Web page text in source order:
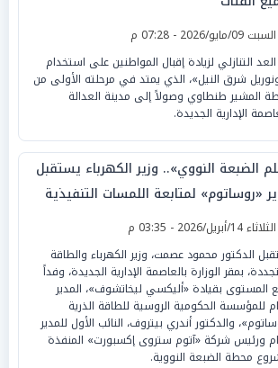
السبت 09/مايو/2026 - 07:28 م
العد التنازلي لزيادة إقبال المواطنين على استخدام
شرق النيل»، الذي يمتد في مرحلته الأولى من
المشير طنطاوي وصولاً إلى مدينة العدالة
الإدارية الجديدة.
الضبعة النووي».. وزير الكهرباء يستقبل
«روساتوم» لمتابعة اللمسات التنفيذية
الثلاثاء 14/أبريل/2026 - 03:35 م
الدكتور محمود عصمت، وزير الكهرباء والطاقة
بمقر الوزارة بالعاصمة الإدارية الجديدة، وفداً
المستوى بقيادة «أليكسي ليخاتشوف»، المدير
للمؤسسة الحكومية الروسية للطاقة الذرية
والدكتور أندري بيتروف، النائب الأول للمدير
ورئيس شركة «آتوم ستروى إكسبورت» المنفذة
محطة الضبعة النووية.